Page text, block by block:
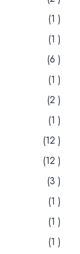
(1 )
(1 )
(6 )
(1 )
(2 )
(1 )
(12 )
(12 )
(3 )
(1 )
(1 )
(1 )